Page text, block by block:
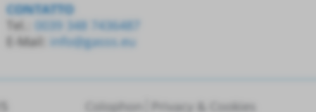
CONTATTO
Tel.:
0039 348 7436487
E-Mail: info@gasss.eu
Colophon Privacy & Cookies